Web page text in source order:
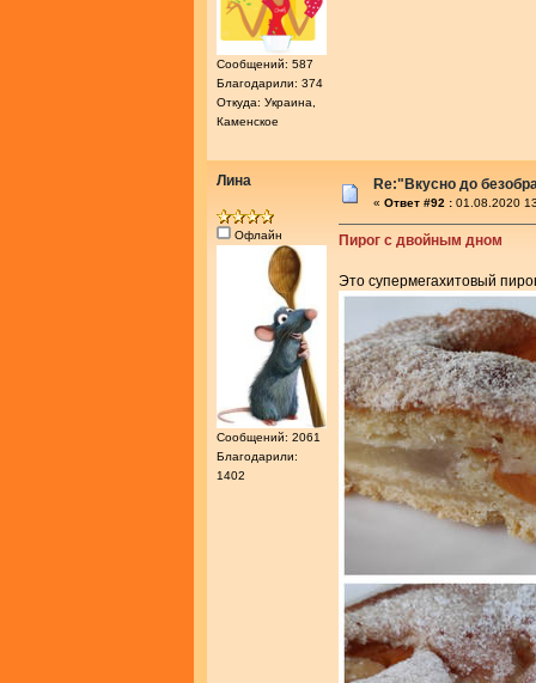
Сообщений: 587
Благодарили: 374
Откуда: Украина,
Каменское
Лина
Офлайн
Сообщений: 2061
Благодарили:
1402
Re:"Вкусно до
« Ответ #92 : 01.08.2020
Пирог с двойным дном
Это супермегахитовый